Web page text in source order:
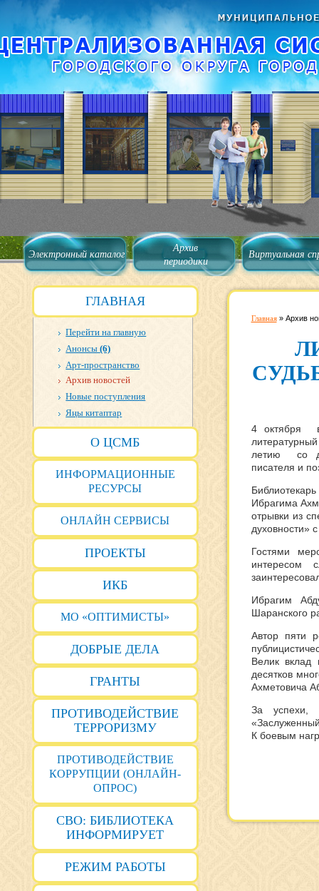
Электронный каталог
Архив
периодики
Виртуальная
ГЛАВНАЯ
Перейти на главную
Анонсы(6)
Арт-пространство
Архив новостей
Новые поступления
Яңы китаптар
О ЦСМБ
ИНФОРМАЦИОННЫЕ
РЕСУРСЫ
ОНЛАЙН СЕРВИСЫ
ПРОЕКТЫ
ИКБ
МО «ОПТИМИСТЫ»
ДОБРЫЕ ДЕЛА
ГРАНТЫ
ПРОТИВОДЕЙСТВИЕ
ТЕРРОРИЗМУ
ПРОТИВОДЕЙСТВИЕ
КОРРУПЦИИ (ОНЛАЙН-
ОПРОС)
СВО: БИБЛИОТЕКА
ИНФОРМИРУЕТ
РЕЖИМ РАБОТЫ
Главная» Архив
4 октября в
летию со
писателя и
Ибрагима
отрывки из
духовности»
Гостями
интересом
Ибрагим
Шаранского
Автор пяти
Велик вклад
десятков
Ахметовича
За успехи,
К боевым